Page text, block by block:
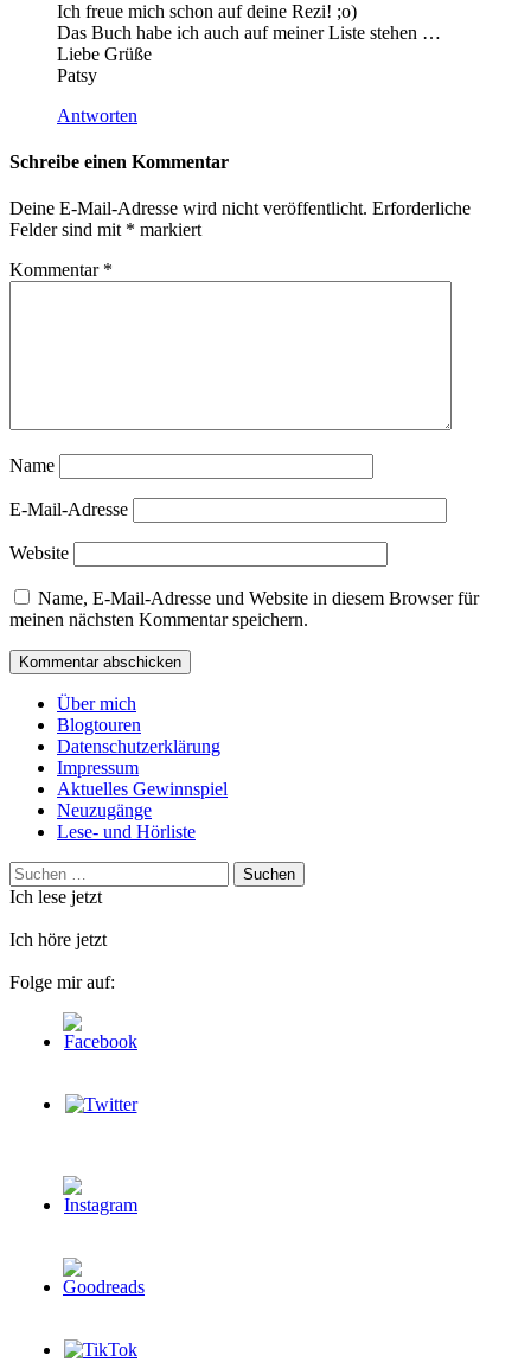
Ich freue mich schon auf deine Rezi! ;o)
Das Buch habe ich auch auf meiner Liste stehen …
Liebe Grüße
Patsy
Antworten
Schreibe einen Kommentar
Deine E-Mail-Adresse wird nicht veröffentlicht. Erforderliche
Felder sind mit * markiert
Kommentar *
Name
E-Mail-Adresse
Website
Name, E-Mail-Adresse und Website in diesem Browser für
meinen nächsten Kommentar speichern.
Über mich
Blogtouren
Datenschutzerklärung
Impressum
Aktuelles Gewinnspiel
Neuzugänge
Lese- und Hörliste
Suchen
nach:
Ich lese jetzt
Ich höre jetzt
Folge mir auf: